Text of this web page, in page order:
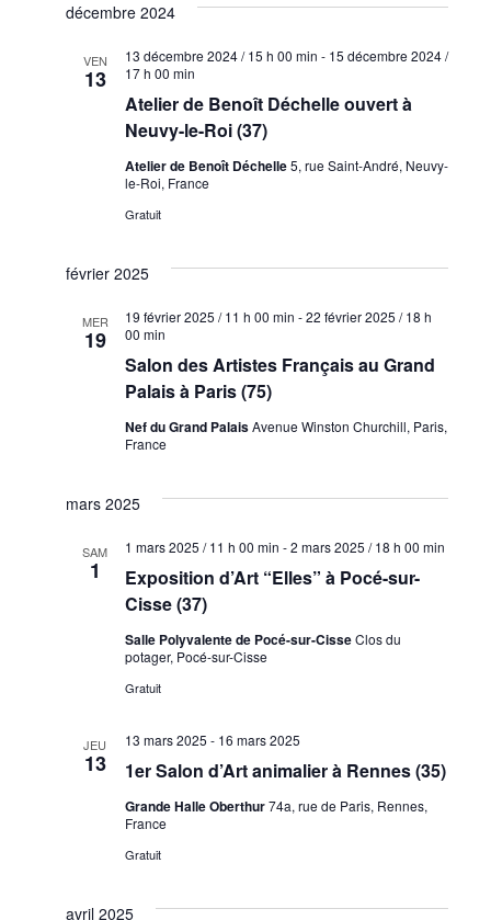
décembre 2024
VEN
13
Atelier de Benoît Déchelle ouvert à
Neuvy-le-Roi (37)
13 décembre 2024 / 15 h 00 min - 15 décembre 2024 /
17 h 00 min
Atelier de Benoît Déchelle5, rue Saint-André, Neuvy-
le-Roi, France
Gratuit
février 2025
MER
19
Salon des Artistes Français au Grand
Palais à Paris (75)
19 février 2025 / 11 h 00 min -22 février 2025 / 18 h
00 min
Nef du Grand PalaisAvenue Winston Churchill, Paris,
France
mars 2025
SAM
1
Exposition d’Art “Elles” à Pocé-sur-
Cisse (37)
1 mars 2025 / 11 h 00 min -2 mars 2025 / 18 h 00 min
Salle Polyvalente de Pocé-sur-CisseClos du
potager, Pocé-sur-Cisse
Gratuit
JEU
13 1er Salon d’Art animalier à Rennes (35)
13 mars 2025 - 16 mars 2025
Grande Halle Oberthur74a, rue de Paris, Rennes,
France
Gratuit
avril 2025